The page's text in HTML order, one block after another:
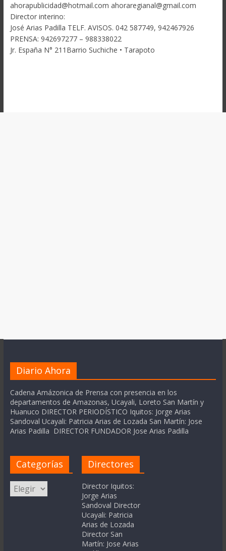
ahorapublicidad@hotmail.com ahoraregianal@gmail.com
Director interino:
José Arias Padilla TELF. AVISOS. 042 587749, 942467926
PRENSA: 942697277 – 988338022
Jr. España N° 211Barrio Suchiche • Tarapoto
Diario Ahora
Cadena Amázonica de Prensa con presencia en los
departamentos de Amazonas, Ucayali, Loreto San Martín y
Huanuco DIRECTOR PERIODÍSTICO Iquitos: Jorge Arias
Sandoval Ucayali: Patricia Arias de Lozada San Martín: Jose
Arias Padilla DIRECTOR FUNDADOR Jose Arias Padilla
Categorías
Categorías
Directores
Director Iquitos:
Jorge Arias
Sandoval Director
Ucayali: Patricia
Arias de Lozada
Director San
Martín: Jose Arias